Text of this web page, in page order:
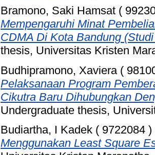
Bramono, Saki Hamsat (
Mempengaruhi Minat
CDMA Di Kota Bandung
thesis, Universitas Kristen
Budhipramono, Xaviera (
Pelaksanaan Program
Cikutra Baru Dihubungkan
Undergraduate thesis,
Budiartha, I Kadek ( 9722084 )
Menggunakan Least Square